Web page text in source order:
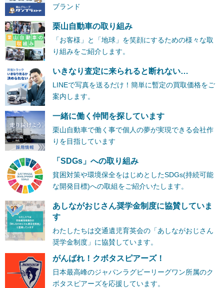
ブランド
栗山自動車の取り組み
「お客様」と「地球」を笑顔にするための様々な取
り組みをご紹介します。
いきなり査定に来られると断れない…
LINEで写真を送るだけ！簡単に暫定の買取価格をご
案内します。
一緒に働く仲間を探しています
栗山自動車で働く事で個人の夢が実現できる会社作
りを目指しています
「SDGs」への取り組み
貧困対策や環境保全をはじめとしたSDGs(持続可能
な開発目標)への取組をご紹介いたします。
あしながおじさん奨学金制度に協賛していま
す
わたしたちは交通遺児育英会の「あしながおじさん
奨学金制度」に協賛しています。
がんばれ！クボタスピアーズ！
日本最高峰のジャパンラグビーリーグワン所属のク
ボタスピアーズを応援しています。